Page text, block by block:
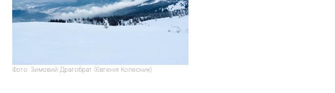
Фото: Зимовий Драгобрат (Євгенія Колесник)